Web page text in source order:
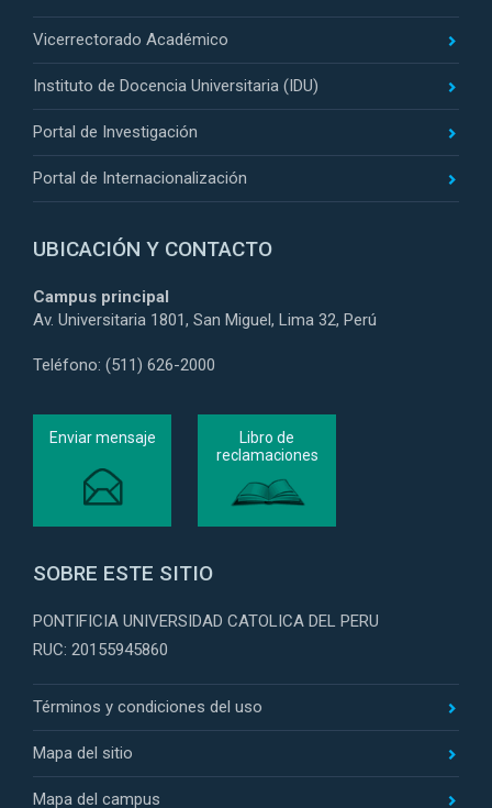
Vicerrectorado Académico
Instituto de Docencia Universitaria (IDU)
Portal de Investigación
Portal de Internacionalización
UBICACIÓN Y CONTACTO
Campus principal
Av. Universitaria 1801, San Miguel, Lima 32, Perú
Teléfono: (511) 626-2000
Enviar mensaje
Libro de
reclamaciones
SOBRE ESTE SITIO
PONTIFICIA UNIVERSIDAD CATOLICA DEL PERU
RUC: 20155945860
Términos y condiciones del uso
Mapa del sitio
Mapa del campus